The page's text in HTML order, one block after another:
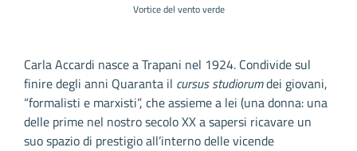
Vortice del vento verde
Carla Accardi nasce a Trapani nel 1924. Condivide sul
finire degli anni Quaranta il cursus studiorumdei giovani,
“formalisti e marxisti”, che assieme a lei (una donna: una
delle prime nel nostro secolo XX a sapersi ricavare un
suo spazio di prestigio all’interno delle vicende